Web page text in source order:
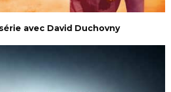
avec David Duchovny